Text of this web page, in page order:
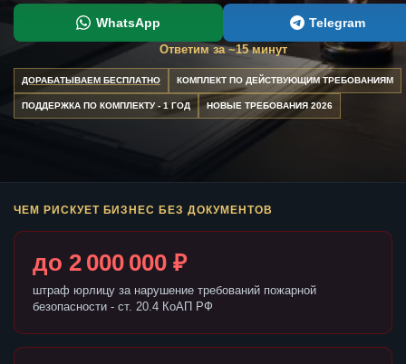
WhatsApp Telegram
Ответим за ~15 минут
ДОРАБАТЫВАЕМ БЕСПЛАТНО КОМПЛЕКТ ПО ДЕЙСТВУЮЩИМ ТРЕБОВАНИЯМ
ПОДДЕРЖКА ПО КОМПЛЕКТУ - 1 ГОД НОВЫЕ ТРЕБОВАНИЯ 2026
ЧЕМ РИСКУЕТ БИЗНЕС БЕЗ ДОКУМЕНТОВ
до 2 000 000 ₽
штраф юрлицу за нарушение требований пожарной
безопасности - ст. 20.4 КоАП РФ